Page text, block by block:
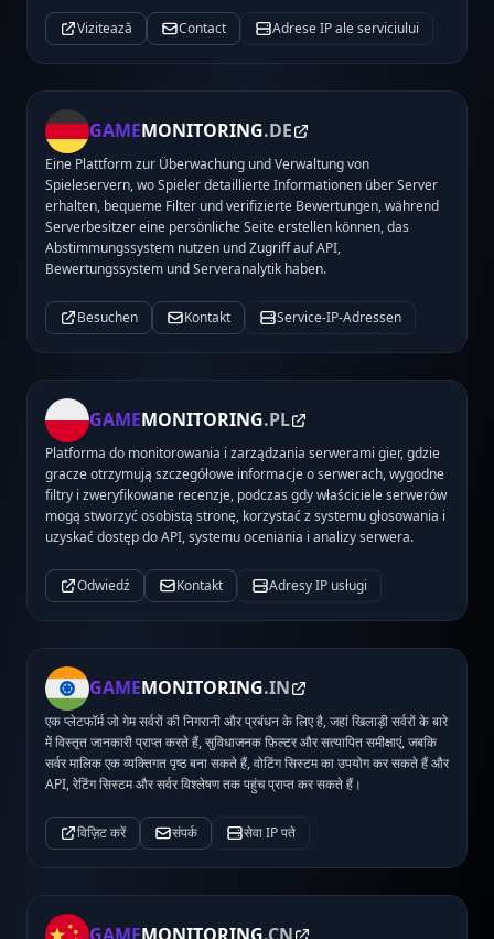
Vizitează Contact Adrese IP ale serviciului
GAMEMONITORING.DE
Eine Plattform zur Überwachung und Verwaltung von
Spieleservern, wo Spieler detaillierte Informationen über Server
erhalten, bequeme Filter und verifizierte Bewertungen, während
Serverbesitzer eine persönliche Seite erstellen können, das
Abstimmungssystem nutzen und Zugriff auf API,
Bewertungssystem und Serveranalytik haben.
Besuchen Kontakt Service-IP-Adressen
GAMEMONITORING.PL
Platforma do monitorowania i zarządzania serwerami gier, gdzie
gracze otrzymują szczegółowe informacje o serwerach, wygodne
filtry i zweryfikowane recenzje, podczas gdy właściciele serwerów
mogą stworzyć osobistą stronę, korzystać z systemu głosowania i
uzyskać dostęp do API, systemu oceniania i analizy serwera.
Odwiedź Kontakt Adresy IP usługi
GAMEMONITORING.IN
एक प्लेटफॉर्म जो गेम सर्वरों की निगरानी और प्रबंधन के लिए है, जहां खिलाड़ी सर्वरों के बारे
में विस्तृत जानकारी प्राप्त करते हैं, सुविधाजनक फ़िल्टर और सत्यापित समीक्षाएं, जबकि
सर्वर मालिक एक व्यक्तिगत पृष्ठ बना सकते हैं, वोटिंग सिस्टम का उपयोग कर सकते हैं और
API, रेटिंग सिस्टम और सर्वर विश्लेषण तक पहुंच प्राप्त कर सकते हैं।
विज़िट करें संपर्क सेवा IP पते